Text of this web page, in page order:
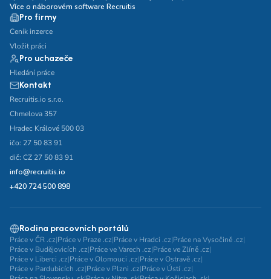
Více o náborovém software Recruitis
Pro firmy
Ceník inzerce
Vložit práci
Pro uchazeče
Hledání práce
Kontakt
Recruitis.io s.r.o.
Chmelova 357
Hradec Králové 500 03
ičo: 27 50 83 91
dič: CZ 27 50 83 91
info@recruitis.io
+420 724 500 898
Rodina pracovních portálů
Práce v ČR .cz|Práce v Praze .cz|Práce v Hradci .cz|Práce na Vysočině .cz|
Práce v Budějovicích .cz|Práce ve Varech .cz|Práce ve Zlíně .cz|
Práce v Liberci .cz|Práce v Olomouci .cz|Práce v Ostravě .cz|
Práce v Pardubicích .cz|Práce v Plzni .cz|Práce v Ústí .cz|